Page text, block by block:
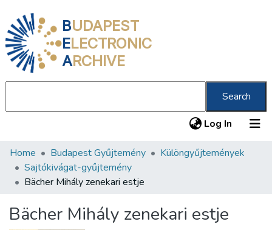
BUDAPEST
ELECTRONIC
ARCHIVE
Search
Log In (current)
Communities & Collections
All of DSpace
About us
Home Budapest Gyűjtemény
Különgyűjtemények
Sajtókivágat-gyűjtemény
Bächer Mihály zenekari estje
Bächer Mihály zenekari estje